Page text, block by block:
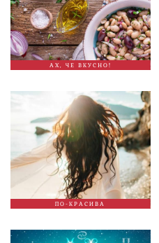
АХ, ЧЕ ВКУСНО!
ПО-КРАСИВА